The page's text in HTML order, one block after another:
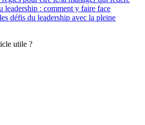
leadership : comment y faire face
défis du leadership avec la pleine
utile ?